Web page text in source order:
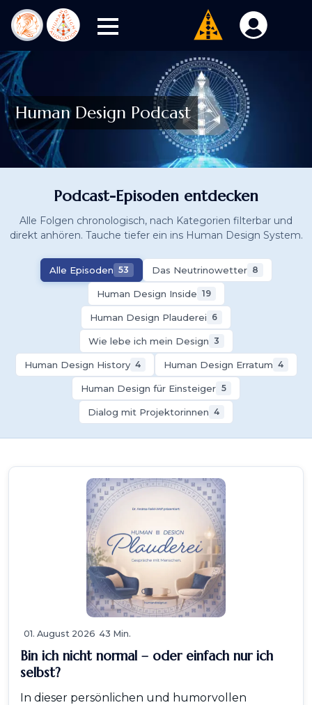
Human Design Podcast
Podcast-Episoden entdecken
Alle Folgen chronologisch, nach Kategorien filterbar und
direkt anhören. Tauche tiefer ein ins Human Design System.
Alle Episoden 53 Das Neutrinowetter 8
Human Design Inside 19
Human Design Plauderei 6
Wie lebe ich mein Design 3
Human Design History 4 Human Design Erratum 4
Human Design für Einsteiger 5
Dialog mit Projektorinnen 4
01. August 2026 43 Min.
Bin ich nicht normal – oder einfach nur ich
selbst?
In dieser persönlichen und humorvollen